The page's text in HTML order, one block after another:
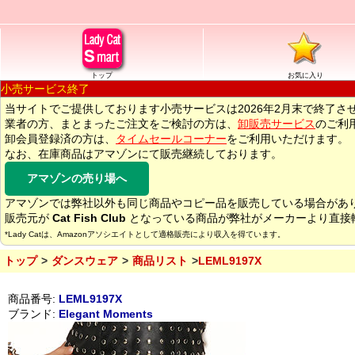
トップ お気に入り
小売サービス終了
当サイトでご提供しております小売サービスは2026年2月末で終了さ
業者の方、まとまったご注文をご検討の方は、 卸販売サービスのご利
卸会員登録済の方は、
タイムセールコーナーをご利用いただけます。
なお、在庫商品はアマゾンにて販売継続しております。
アマゾンの売り場へ
アマゾンでは弊社以外も同じ商品やコピー品を販売している場合があ
販売元が Cat Fish Club となっている商品が弊社がメーカーより直
*Lady Catは、Amazonアソシエイトとして適格販売により収入を得ています。
トップ ダンスウェア 商品リスト LEML9197X
商品番号: LEML9197X
ブランド: Elegant Moments